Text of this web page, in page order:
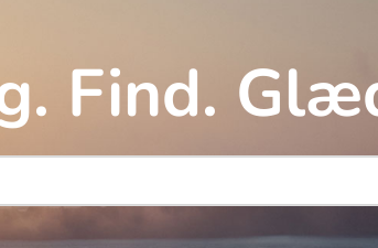
Find.